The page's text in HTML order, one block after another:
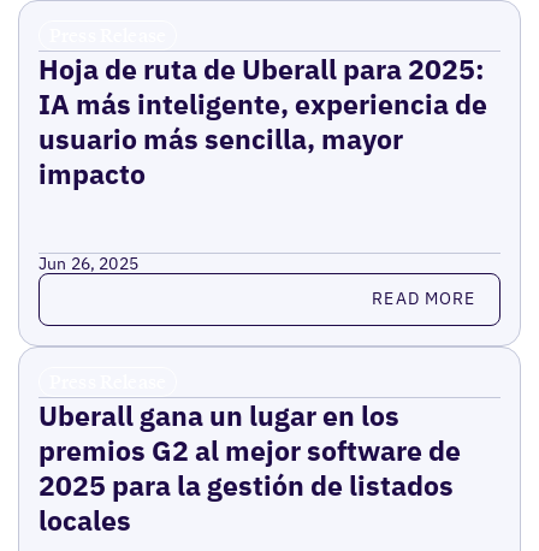
Hoja de ruta de Uberall para 2025:
IA más inteligente, experiencia de
usuario más sencilla, mayor
impacto
Jun 26, 2025
Read more READ MORE
Uberall gana un lugar en los
premios G2 al mejor software de
2025 para la gestión de listados
locales